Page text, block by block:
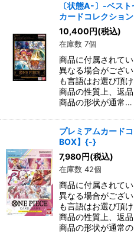
〔状態A-〕-ベス
カードコレクショ
10,400円(税込)
在庫数 7個
商品に付属されて
異なる場合がござ
も言語はお選び頂
商品の性質上、返
商品の形状が通常…
プレミアムカード
BOX】{-}
7,980円(税込)
在庫数 42個
商品に付属されて
異なる場合がござ
も言語はお選び頂
商品の性質上、返
商品の形状が通常